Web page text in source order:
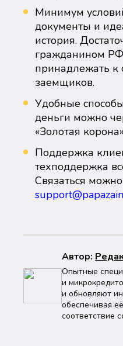
Минимум
документы и
история.
гражданином
принадлежать к
заемщиков.
Удобные
деньги можно
«Золотая
Поддержка
техподдержка
Связаться
Автор:
Опытные
и
и обновляют
обеспечивая
соответствие